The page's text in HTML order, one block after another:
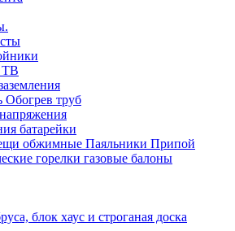
ТВ
Обогрев труб
батарейки
обжимные Паяльники Припой
горелки газовые балоны
блок хаус и строганая доска